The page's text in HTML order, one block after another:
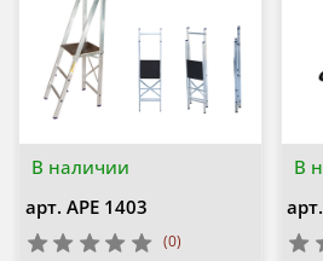
В наличии
арт. APE 1403
(0)
В
арт.